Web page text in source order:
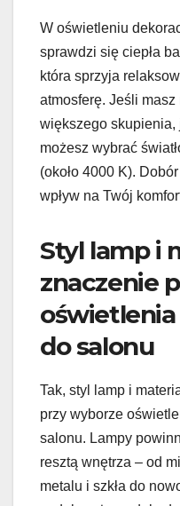
W oświetleniu
sprawdzi się ciepła
która sprzyja
atmosferę. Jeśli
większego skupienia,
możesz wybrać
(około 4000 K).
wpływ na Twój
Styl lamp i
znaczenie
do salonu
Tak, styl lamp i
przy wyborze
salonu. Lampy
resztą wnętrza – od
metalu i szkła do